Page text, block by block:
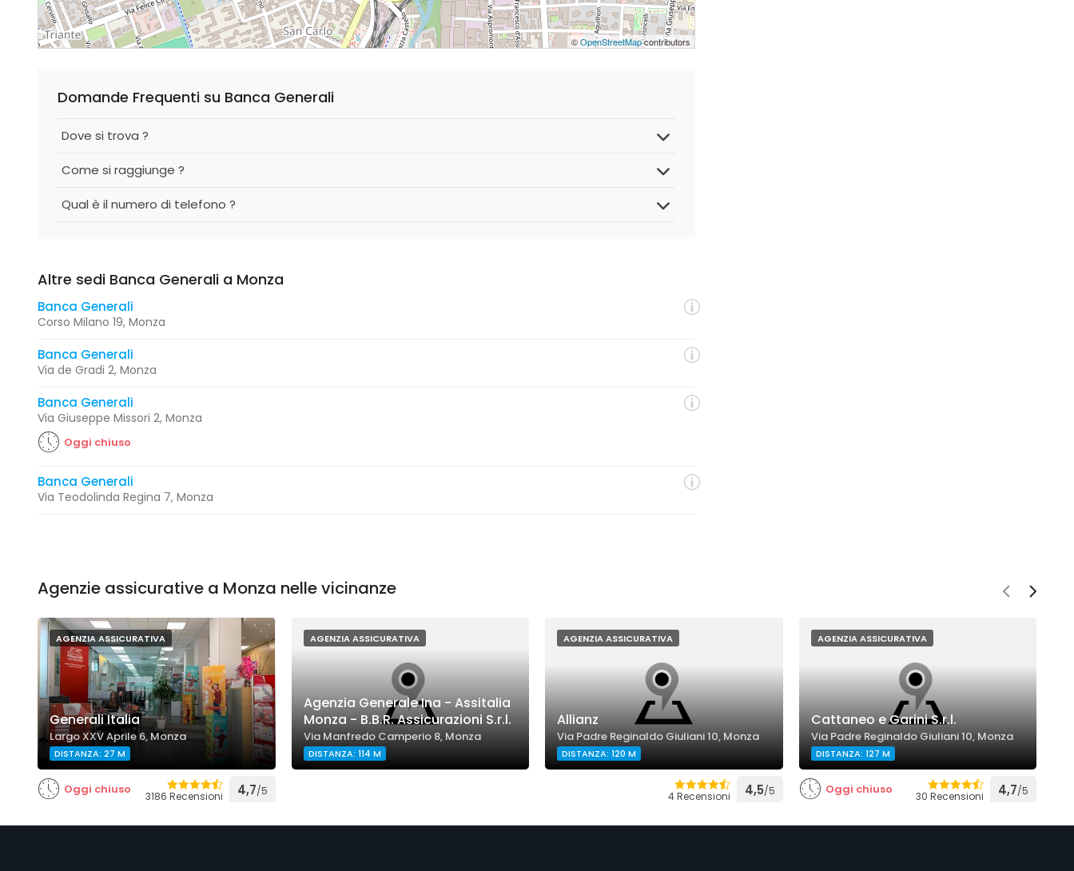
©OpenStreetMapcontributors
Domande Frequenti su Banca Generali
Dove si trova ?
Come si raggiunge ?
Qual è il numero di telefono ?
Altre sedi Banca Generali a Monza
Banca Generali
Corso Milano 19, Monza
Banca Generali
Via de Gradi 2, Monza
Banca Generali
Via Giuseppe Missori 2, Monza
Oggi chiuso
Banca Generali
Via Teodolinda Regina 7, Monza
Agenzie assicurative a Monza nelle vicinanze
AGENZIA ASSICURATIVA
Generali Italia
Largo XXV Aprile 6, Monza
DISTANZA: 27 M
Oggi chiuso 3186 Recensioni 4,7/5
AGENZIA ASSICURATIVA
Agenzia Generale Ina - Assitalia
Monza - B.B.R. Assicurazioni S.r.l.
Via Manfredo Camperio 8, Monza
DISTANZA: 114 M
AGENZIA ASSICURATIVA
Allianz
Via Padre Reginaldo Giuliani 10, Monza
DISTANZA: 120 M
4 Recensioni 4,5/5
AGENZIA ASSICURATIVA
Cattaneo e Garini S.r.l.
Via Padre Reginaldo Giuliani 10, Monza
DISTANZA: 127 M
Oggi chiuso 30 Recensioni 4,7/5